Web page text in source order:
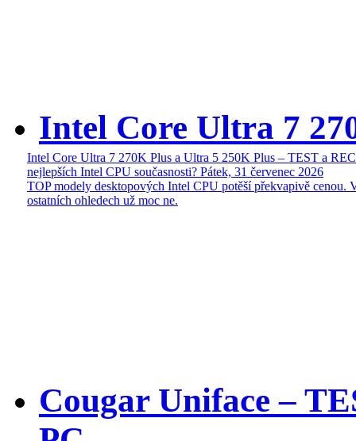
Intel Core Ultra 7
Intel Core Ultra 7 270K Plus a Ultra 5 250K Plus – TEST a
nejlepších Intel CPU současnosti? Pátek, 31 červenec 2026
TOP modely desktopových Intel CPU potěší překvapivě cenou.
ostatních ohledech už moc ne.
Cougar Uniface –